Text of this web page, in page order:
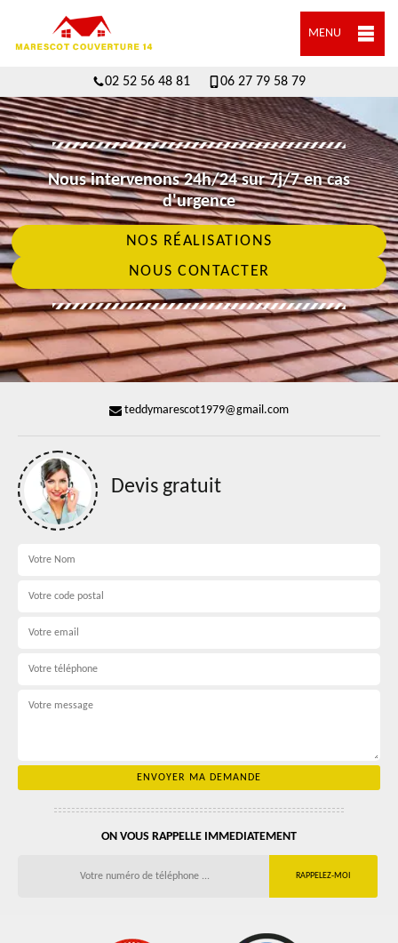
MENU
02 52 56 48 81 06 27 79 58 79
Nous intervenons 24h/24 sur 7j/7 en cas
d'urgence
NOS RÉALISATIONS
NOUS CONTACTER
teddymarescot1979@gmail.com
Devis gratuit
ON VOUS RAPPELLE IMMEDIATEMENT